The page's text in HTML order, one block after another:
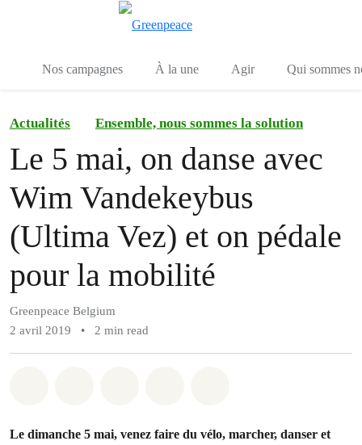
Nos campagnes À la une Agir Qui sommes
Actualités Ensemble, nous sommes la solution
Le 5 mai, on danse avec
Wim Vandekeybus
(Ultima Vez) et on pédale
pour la mobilité
Greenpeace Belgium
2 avril 2019
• 2 min read
Le dimanche 5 mai, venez faire du vélo, marcher, danser et